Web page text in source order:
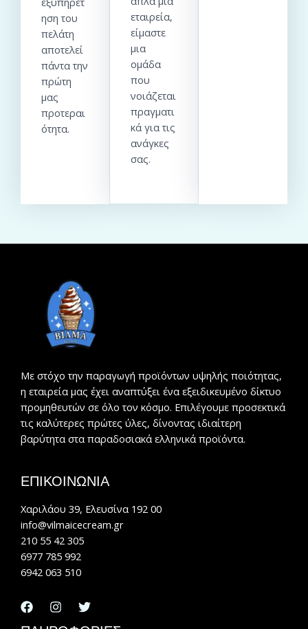
ηση του
πελάτη
αποτελεί
πάντα την
πρώτη
μας
προτεραι
ότητα.
εταιρεία,
είμαστε
μια
ομάδα
που
νοιάζεται
πραγματι
κά για τις
ανάγκες
σας.
Με στόχο την παραγωγή προϊόντων υψηλής ποιότητας,
η εταιρεία μας έχει αναπτύξει ένα εξειδικευμένο δίκτυο
προμηθευτών σε όλο τον κόσμο. Επιλέγουμε προσεκτικά
τις καλύτερες πρώτες ύλες, δίνοντας ιδιαίτερη
βαρύτητα στα παραδοσιακά ελληνικά προϊόντα.
ΕΠΙΚΟΙΝΩΝΙΑ
Χαριλάου 39, Ελευσίνα 192 00
info@vilmaicecream.gr
210 55 42 305
6977 785 992
6942 063 510